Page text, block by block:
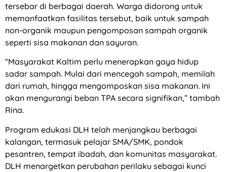
tersebar di berbagai daerah. Warga didorong untuk
memanfaatkan fasilitas tersebut, baik untuk sampah
non-organik maupun pengomposan sampah organik
seperti sisa makanan dan sayuran.
“Masyarakat Kaltim perlu menerapkan gaya hidup
sadar sampah. Mulai dari mencegah sampah, memilah
dari rumah, hingga mengomposkan sisa makanan. Ini
akan mengurangi beban TPA secara signifikan,” tambah
Rina.
Program edukasi DLH telah menjangkau berbagai
kalangan, termasuk pelajar SMA/SMK, pondok
pesantren, tempat ibadah, dan komunitas masyarakat.
DLH menargetkan perubahan perilaku sebagai kunci